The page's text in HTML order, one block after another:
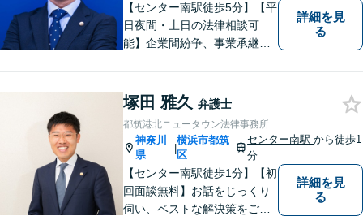
【センター南駅徒歩5分】【平
日夜間・土日の法律相談可
能】企業間紛争、事業承継・
中傷・プライバシー・著作権
被害、いじめ、離婚・相続、
不動産に関わる紛争その他の
個人法務まで幅広い分野の対
応が可能です。
詳細を見
る
塚田 雅久 弁護士
都筑港北ニュータウン法律事務所
神奈川
県
|
横浜市都筑
区
センター南駅から徒歩1
分
【センター南駅徒歩1分】【初
回面談無料】お話をじっくり
伺い、ベストな解決策をご一
詳細を見
る